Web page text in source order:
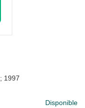
; 1997
Disponible